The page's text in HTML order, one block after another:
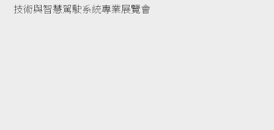
技術與智慧駕駛系統專業展覽會